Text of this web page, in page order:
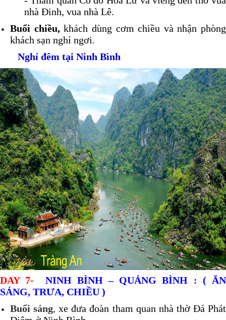
nhà Đinh, vua nhà Lê.
Buổi chiều,khách dùng cơm chiều và nhận phòng
khách sạn nghỉ ngơi.
Nghỉ đêm tại Ninh Bình
DAY 7- NINH BÌNH – QUẢNG BÌNH : ( ĂN
SÁNG, TRƯA, CHIỀU )
Buổi sáng, xe đưa đoàn tham quan nhà thờ Đá Phát